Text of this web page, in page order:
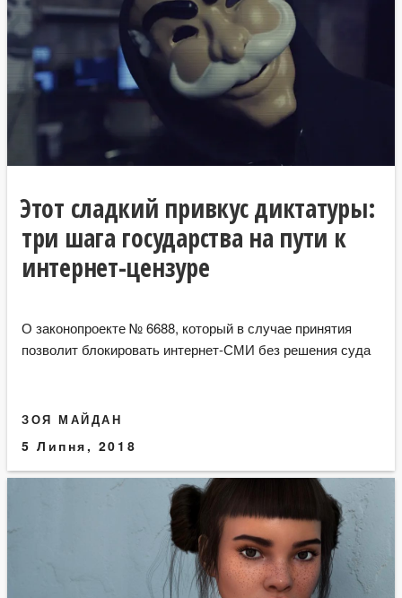
Этот сладкий привкус диктатуры:
три шага государства на пути к
интернет-цензуре
О законопроекте № 6688, который в случае принятия
позволит блокировать интернет-СМИ без решения суда
ЗОЯ МАЙДАН
5 Липня, 2018